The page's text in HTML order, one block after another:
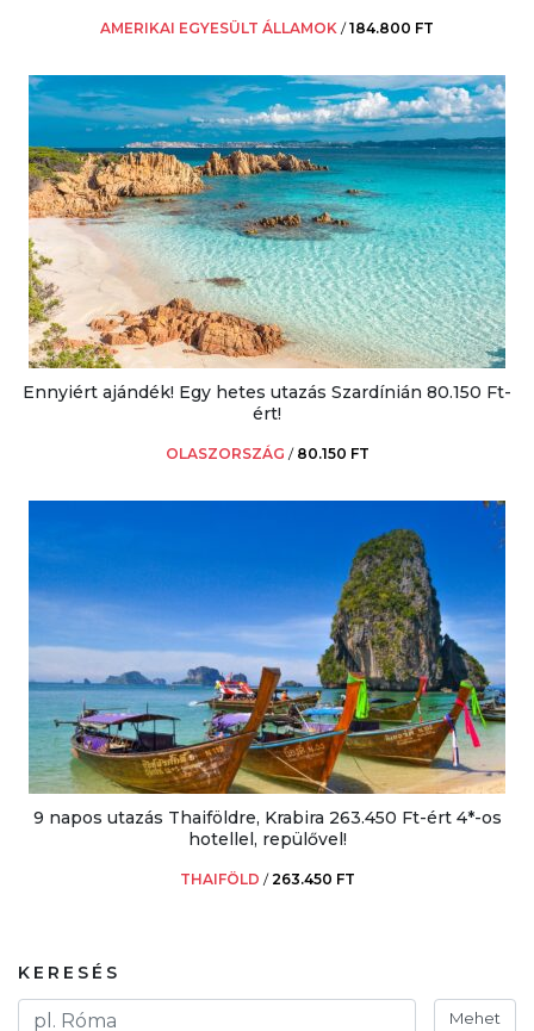
AMERIKAI EGYESÜLT ÁLLAMOK /184.800 FT
Ennyiért ajándék! Egy hetes utazás Szardínián 80.150 Ft-
ért!
OLASZORSZÁG / 80.150 FT
9 napos utazás Thaiföldre, Krabira 263.450 Ft-ért 4*-os
hotellel, repülővel!
THAIFÖLD /263.450 FT
KERESÉS
Mehet